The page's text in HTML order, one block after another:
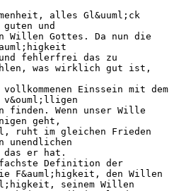
alles Gl&uuml;ck
und
Willen Gottes. Da nun die
fehlerfrei das zu
was wirklich gut ist,
Einssein mit dem
finden. Wenn unser Wille
geht,
ruht im gleichen Frieden
unendlichen
das er hat.
Definition der
den Willen
seinem Willen